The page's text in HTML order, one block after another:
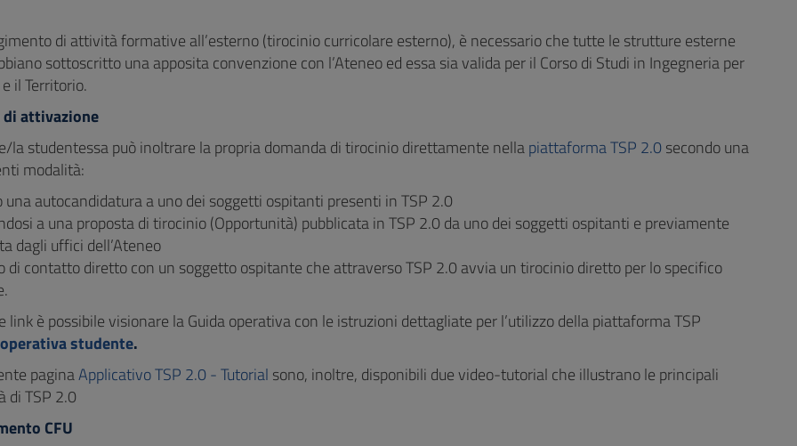
di attività formative all’esterno (tirocinio curricolare esterno), è necessario che tutte le strutture esterne
sottoscritto una apposita convenzione con l’Ateneo ed essa sia valida per il Corso di Studi in Ingegneria per
il Territorio.
di attivazione
la studentessa può inoltrare la propria domanda di tirocinio direttamente nellapiattaforma TSP 2.0secondo una
modalità:
una autocandidatura a uno dei soggetti ospitanti presenti in TSP 2.0
a una proposta di tirocinio (Opportunità) pubblicata in TSP 2.0 da uno dei soggetti ospitanti e previamente
dagli uffici dell’Ateneo
di contatto diretto con un soggetto ospitante che attraverso TSP 2.0 avvia un tirocinio diretto per lo specifico
link è possibile visionare la Guida operativa con le istruzioni dettagliate per l’utilizzo della piattaforma TSP
studente.
paginaApplicativo TSP 2.0 - Tutorial sono, inoltre, disponibili due video-tutorial che illustrano le principali
di TSP 2.0
CFU